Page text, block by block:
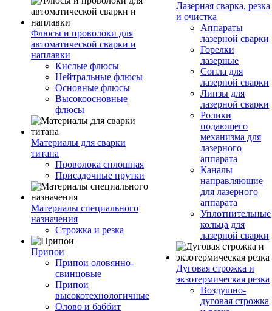
Флюсы и проволоки для
автоматической сварки и
наплавки
Кислые флюсы
Нейтральные флюсы
Основные флюсы
Высокоосновные
флюсы
Материалы для сварки
титана
Проволока сплошная
Присадочные прутки
Материалы специального
назначения
Строжка и резка
Припои
Припои оловянно-
свинцовые
Припои
высокотехнологичные
Олово и баббит
Лазерная сварка, резка
и очистка
Аппараты
лазерной сварки
Горелки
лазерные
Сопла для
лазерной сварки
Линзы для
лазерной сварки
Ролики
подающего
механизма для
лазерного
аппарата
Каналы
направляющие
для лазерного
аппарата
Уплотнительные
кольца для
лазерной сварки
Дуговая строжка и
экзотермическая резка
Воздушно-
дуговая строжка